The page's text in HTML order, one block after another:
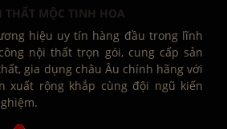
THẤT MỘC TINH HOA
hiệu uy tín hàng đầu trong lĩnh
nội thất trọn gói, cung cấp sản
gia dụng châu Âu chính hãng với
xuất rộng khắp cùng đội ngũ kiến